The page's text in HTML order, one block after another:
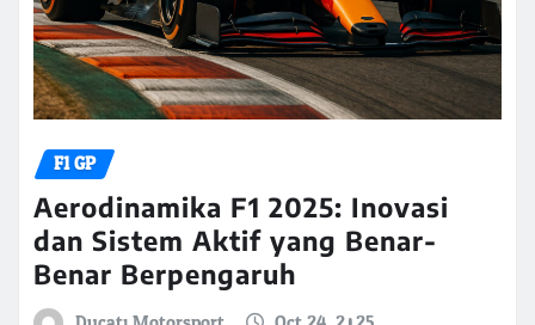
F1 GP
Aerodinamika F1 2025: Inovasi
dan Sistem Aktif yang Benar-
Benar Berpengaruh